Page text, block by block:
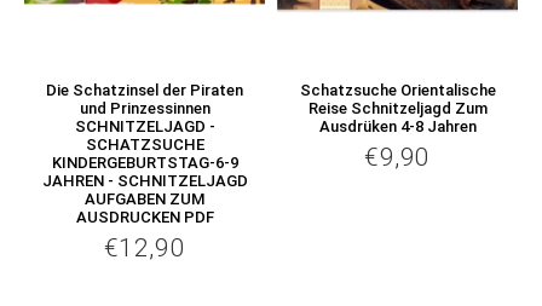
Die Schatzinsel der Piraten
und Prinzessinnen
SCHNITZELJAGD -
SCHATZSUCHE
KINDERGEBURTSTAG-6-9
JAHREN - SCHNITZELJAGD
AUFGABEN ZUM
AUSDRUCKEN PDF
Normaler
€12,90
Schatzsuche Orientalische
Reise Schnitzeljagd Zum
Ausdrüken 4-8 Jahren
Normaler
€9,90